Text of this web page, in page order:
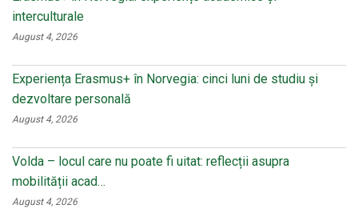
interculturale
August 4, 2026
Experiența Erasmus+ în Norvegia: cinci luni de studiu și
dezvoltare personală
August 4, 2026
Volda – locul care nu poate fi uitat: reflecții asupra
mobilității acad…
August 4, 2026